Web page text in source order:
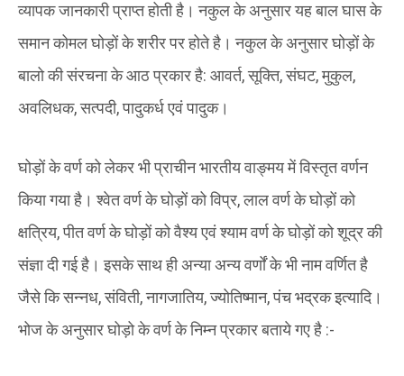
व्यापक जानकारी प्राप्त होती है। नकुल के अनुसार यह बाल घास के
समान कोमल घोड़ों के शरीर पर होते है। नकुल के अनुसार घोड़ों के
बालो की संरचना के आठ प्रकार है: आवर्त, सूक्ति, संघट, मुकुल,
अवलिधक, सत्पदी, पादुकर्ध एवं पादुक।
घोड़ों के वर्ण को लेकर भी प्राचीन भारतीय वाङ्मय में विस्तृत वर्णन
किया गया है। श्वेत वर्ण के घोड़ों को विप्र, लाल वर्ण के घोड़ों को
क्षत्रिय, पीत वर्ण के घोड़ों को वैश्य एवं श्याम वर्ण के घोड़ों को शूद्र की
संज्ञा दी गई है। इसके साथ ही अन्या अन्य वर्णों के भी नाम वर्णित है
जैसे कि सन्नध, संविती, नागजातिय, ज्योतिष्मान, पंच भद्रक इत्यादि।
भोज के अनुसार घोड़ो के वर्ण के निम्न प्रकार बताये गए है :-